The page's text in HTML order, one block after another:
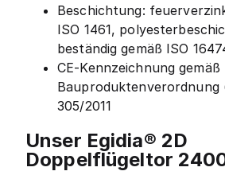
Beschichtung:
ISO 1461,
beständig gemäß ISO
CE-Kennzeichnung gemäß
Bauproduktenverordnung
305/2011
Unser Egidia® 2D
Doppelflügeltor